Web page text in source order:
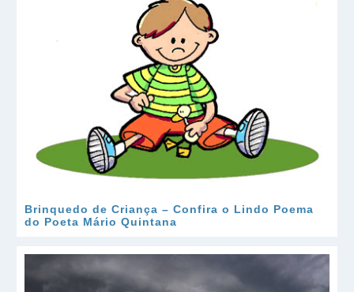
Brinquedo de Criança – Confira o Lindo Poema
do Poeta Mário Quintana